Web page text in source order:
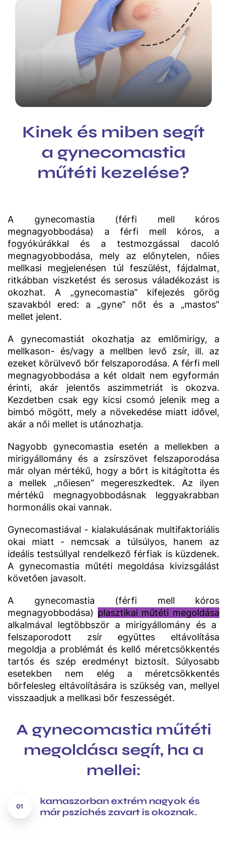
Kinek és miben segít
a gynecomastia
műtéti kezelése?
A gynecomastia (férfi mell kóros
megnagyobbodása) a férfi mell kóros, a
fogyókúrákkal és a testmozgással dacoló
megnagyobbodása, mely az előnytelen, nőies
mellkasi megjelenésen túl feszülést, fájdalmat,
ritkábban viszketést és serosus váladékozást is
okozhat. A „gynecomastia” kifejezés görög
szavakból ered: a „gyne” nőt és a „mastos”
mellet jelent.
A gynecomastiát okozhatja az emlőmirigy, a
mellkason- és/vagy a mellben levő zsír, ill. az
ezeket körülvevő bőr felszaporodása. A férfi mell
megnagyobbodása a két oldalt nem egyformán
érinti, akár jelentős aszimmetriát is okozva.
Kezdetben csak egy kicsi csomó jelenik meg a
bimbó mögött, mely a növekedése miatt idővel,
akár a női mellet is utánozhatja.
Nagyobb gynecomastia esetén a mellekben a
mirigyállomány és a zsírszövet felszaporodása
már olyan mértékű, hogy a bőrt is kitágította és
a mellek „nőiesen” megereszkedtek. Az ilyen
mértékű megnagyobbodásnak leggyakrabban
hormonális okai vannak.
Gynecomastiával - kialakulásának multifaktoriális
okai miatt - nemcsak a túlsúlyos, hanem az
ideális testsúllyal rendelkező férfiak is küzdenek.
A gynecomastia műtéti megoldása kivizsgálást
követően javasolt.
A gynecomastia (férfi mell kóros
megnagyobbodása) plasztikai műtéti megoldása
alkalmával legtöbbször a mirigyállomány és a
felszaporodott zsír együttes eltávolítása
megoldja a problémát és kellő méretcsökkentés
tartós és szép eredményt biztosít. Súlyosabb
esetekben nem elég a méretcsökkentés
bőrfelesleg eltávolítására is szükség van, mellyel
visszaadjuk a mellkasi bőr feszességét.
A gynecomastia műtéti
megoldása segít, ha a
mellei:
kamaszorban extrém nagyok és
már pszichés zavart is okoznak.